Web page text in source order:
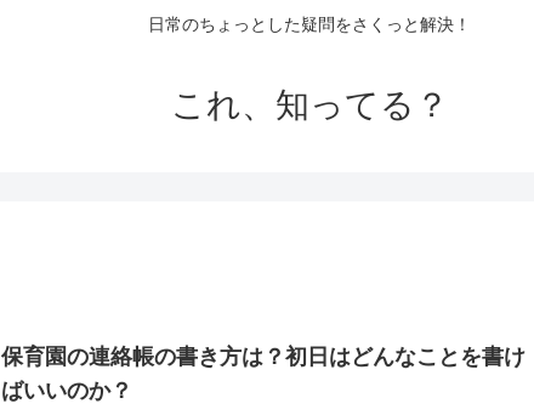
日常のちょっとした疑問をさくっと解決！
これ、知ってる？
保育園の連絡帳の書き方は？初日はどんなことを書け
ばいいのか？